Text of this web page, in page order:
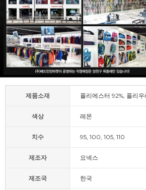
제품소재 폴리에스터 92%, 폴리
색상 레몬
치수 95, 100, 105, 110
제조자 요넥스
제조국 한국